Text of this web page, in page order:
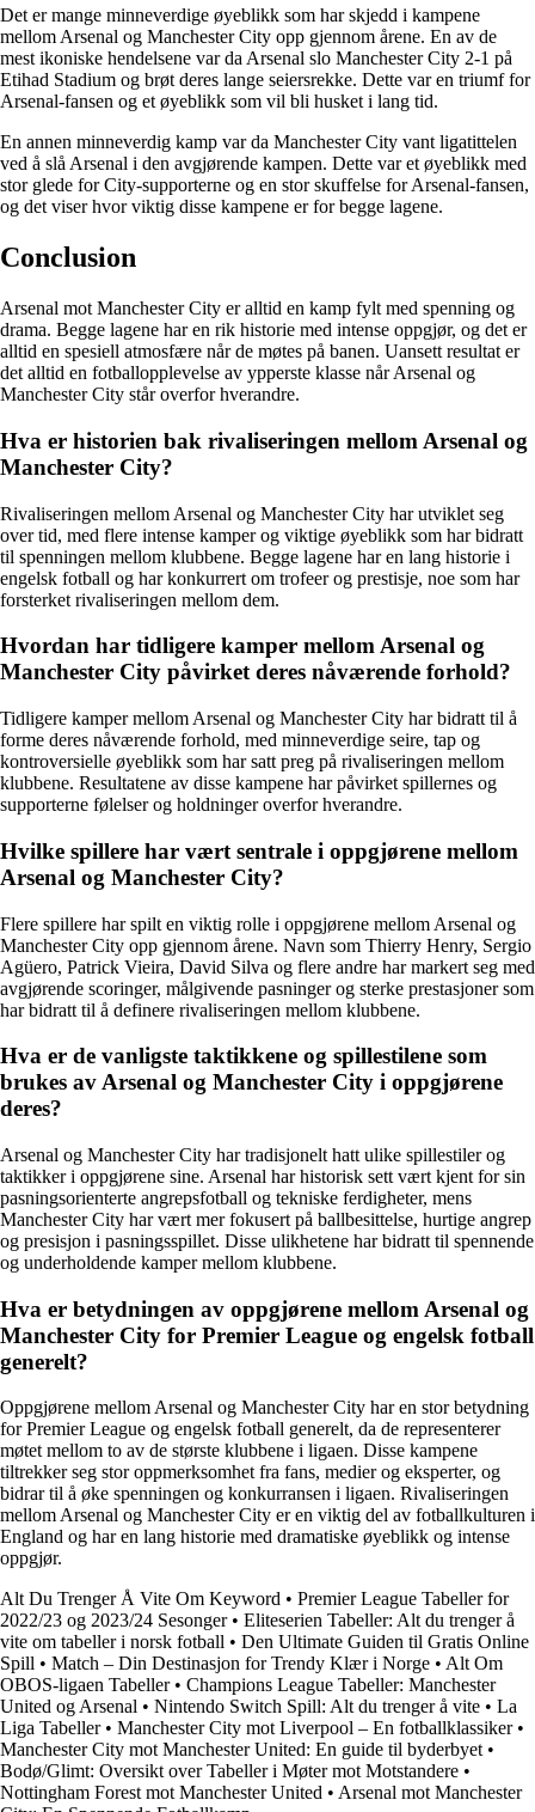
Det er mange minneverdige øyeblikk som har skjedd i kampene
mellom Arsenal og Manchester City opp gjennom årene. En av de
mest ikoniske hendelsene var da Arsenal slo Manchester City 2-1 på
Etihad Stadium og brøt deres lange seiersrekke. Dette var en triumf for
Arsenal-fansen og et øyeblikk som vil bli husket i lang tid.
En annen minneverdig kamp var da Manchester City vant ligatittelen
ved å slå Arsenal i den avgjørende kampen. Dette var et øyeblikk med
stor glede for City-supporterne og en stor skuffelse for Arsenal-fansen,
og det viser hvor viktig disse kampene er for begge lagene.
Conclusion
Arsenal mot Manchester City er alltid en kamp fylt med spenning og
drama. Begge lagene har en rik historie med intense oppgjør, og det er
alltid en spesiell atmosfære når de møtes på banen. Uansett resultat er
det alltid en fotballopplevelse av ypperste klasse når Arsenal og
Manchester City står overfor hverandre.
Hva er historien bak rivaliseringen mellom Arsenal og
Manchester City?
Rivaliseringen mellom Arsenal og Manchester City har utviklet seg
over tid, med flere intense kamper og viktige øyeblikk som har bidratt
til spenningen mellom klubbene. Begge lagene har en lang historie i
engelsk fotball og har konkurrert om trofeer og prestisje, noe som har
forsterket rivaliseringen mellom dem.
Hvordan har tidligere kamper mellom Arsenal og
Manchester City påvirket deres nåværende forhold?
Tidligere kamper mellom Arsenal og Manchester City har bidratt til å
forme deres nåværende forhold, med minneverdige seire, tap og
kontroversielle øyeblikk som har satt preg på rivaliseringen mellom
klubbene. Resultatene av disse kampene har påvirket spillernes og
supporterne følelser og holdninger overfor hverandre.
Hvilke spillere har vært sentrale i oppgjørene mellom
Arsenal og Manchester City?
Flere spillere har spilt en viktig rolle i oppgjørene mellom Arsenal og
Manchester City opp gjennom årene. Navn som Thierry Henry, Sergio
Agüero, Patrick Vieira, David Silva og flere andre har markert seg med
avgjørende scoringer, målgivende pasninger og sterke prestasjoner som
har bidratt til å definere rivaliseringen mellom klubbene.
Hva er de vanligste taktikkene og spillestilene som
brukes av Arsenal og Manchester City i oppgjørene
deres?
Arsenal og Manchester City har tradisjonelt hatt ulike spillestiler og
taktikker i oppgjørene sine. Arsenal har historisk sett vært kjent for sin
pasningsorienterte angrepsfotball og tekniske ferdigheter, mens
Manchester City har vært mer fokusert på ballbesittelse, hurtige angrep
og presisjon i pasningsspillet. Disse ulikhetene har bidratt til spennende
og underholdende kamper mellom klubbene.
Hva er betydningen av oppgjørene mellom Arsenal og
Manchester City for Premier League og engelsk fotball
generelt?
Oppgjørene mellom Arsenal og Manchester City har en stor betydning
for Premier League og engelsk fotball generelt, da de representerer
møtet mellom to av de største klubbene i ligaen. Disse kampene
tiltrekker seg stor oppmerksomhet fra fans, medier og eksperter, og
bidrar til å øke spenningen og konkurransen i ligaen. Rivaliseringen
mellom Arsenal og Manchester City er en viktig del av fotballkulturen i
England og har en lang historie med dramatiske øyeblikk og intense
oppgjør.
Alt Du Trenger Å Vite Om Keyword • Premier League Tabeller for
2022/23 og 2023/24 Sesonger• Eliteserien Tabeller: Alt du trenger å
vite om tabeller i norsk fotball • Den Ultimate Guiden til Gratis Online
Spill • Match – Din Destinasjon for Trendy Klær i Norge • Alt Om
OBOS-ligaen Tabeller• Champions League Tabeller: Manchester
United og Arsenal • Nintendo Switch Spill: Alt du trenger å vite • La
Liga Tabeller• Manchester City mot Liverpool – En fotballklassiker•
Manchester City mot Manchester United: En guide til byderbyet •
Bodø/Glimt: Oversikt over Tabeller i Møter mot Motstandere •
Nottingham Forest mot Manchester United • Arsenal mot Manchester